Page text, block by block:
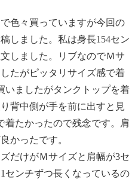
色々買っていますが今回の
しました。私は身長154セン
しました。リブなのでＭサ
たがピッタリサイズ感で着
いましたがタンクトップを着
背中側が手を前に出すと見
着たかったので残念です。肩
かったです。
だけがＭサイズと肩幅が3セ
センチずつ長くなっているの